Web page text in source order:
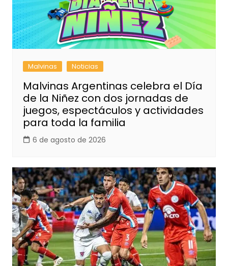
Malvinas Noticias
Malvinas Argentinas celebra el Día
de la Niñez con dos jornadas de
juegos, espectáculos y actividades
para toda la familia
6 de agosto de 2026